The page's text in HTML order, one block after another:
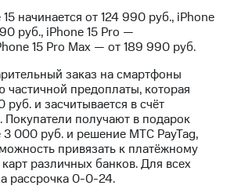
начинается от 124 990 руб., iPhone
руб., iPhone 15 Pro —
15 Pro Max — от 189 990 руб.
заказ на смартфоны
предоплаты, которая
руб. и засчитывается в счёт
Покупатели получают в подарок
3 000 руб. и решение МТС PayTag,
привязать к платёжному
различных банков. Для всех
рассрочка 0-0-24.